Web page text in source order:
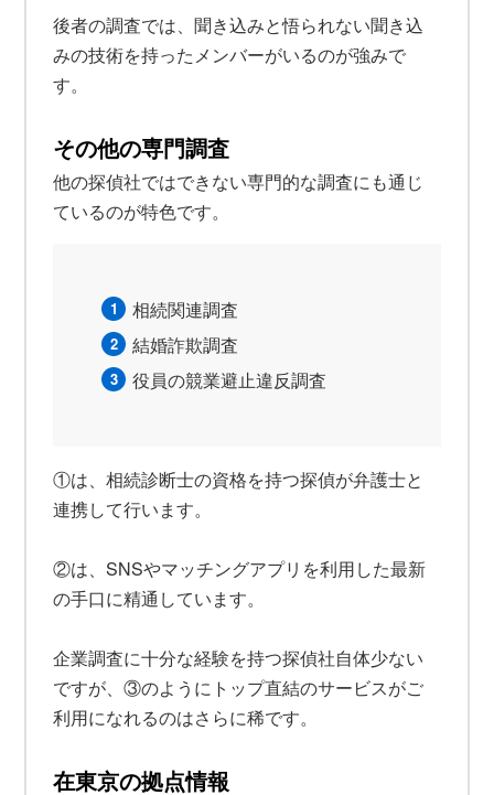
後者の調査では、聞き込みと悟られない聞き込
みの技術を持ったメンバーがいるのが強みで
す。
その他の専門調査
他の探偵社ではできない専門的な調査にも通じ
ているのが特色です。
相続関連調査
結婚詐欺調査
役員の競業避止違反調査
①は、相続診断士の資格を持つ探偵が弁護士と
連携して行います。
②は、SNSやマッチングアプリを利用した最新
の手口に精通しています。
企業調査に十分な経験を持つ探偵社自体少ない
ですが、③のようにトップ直結のサービスがご
利用になれるのはさらに稀です。
在東京の拠点情報